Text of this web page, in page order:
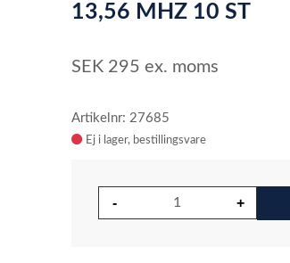
13,56 MHZ 10 ST
SEK 295 ex. moms
Artikelnr: 27685
Ej i lager